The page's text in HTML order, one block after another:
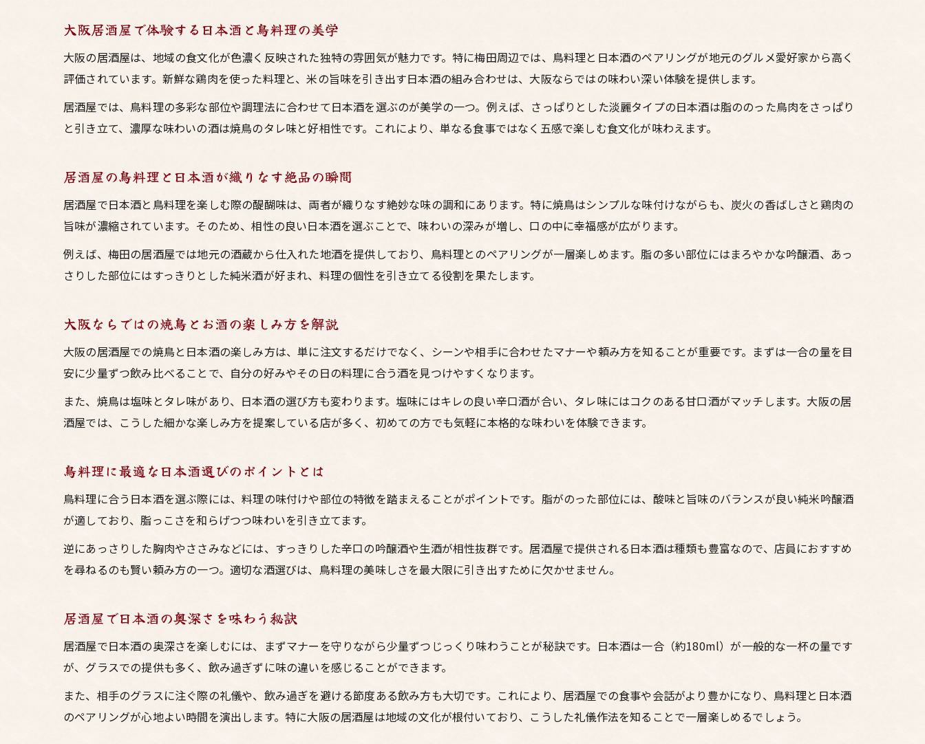
大阪居酒屋で体験する日本酒と鳥料理の美学
大阪の居酒屋は、地域の食文化が色濃く反映された独特の雰囲気が魅力です。特に梅田周辺では、鳥料理と日本酒のペアリングが地元のグルメ愛好家から高く
評価されています。新鮮な鶏肉を使った料理と、米の旨味を引き出す日本酒の組み合わせは、大阪ならではの味わい深い体験を提供します。
居酒屋では、鳥料理の多彩な部位や調理法に合わせて日本酒を選ぶのが美学の一つ。例えば、さっぱりとした淡麗タイプの日本酒は脂ののった鳥肉をさっぱり
と引き立て、濃厚な味わいの酒は焼鳥のタレ味と好相性です。これにより、単なる食事ではなく五感で楽しむ食文化が味わえます。
居酒屋の鳥料理と日本酒が織りなす絶品の瞬間
居酒屋で日本酒と鳥料理を楽しむ際の醍醐味は、両者が織りなす絶妙な味の調和にあります。特に焼鳥はシンプルな味付けながらも、炭火の香ばしさと鶏肉の
旨味が濃縮されています。そのため、相性の良い日本酒を選ぶことで、味わいの深みが増し、口の中に幸福感が広がります。
例えば、梅田の居酒屋では地元の酒蔵から仕入れた地酒を提供しており、鳥料理とのペアリングが一層楽しめます。脂の多い部位にはまろやかな吟醸酒、あっ
さりした部位にはすっきりとした純米酒が好まれ、料理の個性を引き立てる役割を果たします。
大阪ならではの焼鳥とお酒の楽しみ方を解説
大阪の居酒屋での焼鳥と日本酒の楽しみ方は、単に注文するだけでなく、シーンや相手に合わせたマナーや頼み方を知ることが重要です。まずは一合の量を目
安に少量ずつ飲み比べることで、自分の好みやその日の料理に合う酒を見つけやすくなります。
また、焼鳥は塩味とタレ味があり、日本酒の選び方も変わります。塩味にはキレの良い辛口酒が合い、タレ味にはコクのある甘口酒がマッチします。大阪の居
酒屋では、こうした細かな楽しみ方を提案している店が多く、初めての方でも気軽に本格的な味わいを体験できます。
鳥料理に最適な日本酒選びのポイントとは
鳥料理に合う日本酒を選ぶ際には、料理の味付けや部位の特徴を踏まえることがポイントです。脂がのった部位には、酸味と旨味のバランスが良い純米吟醸酒
が適しており、脂っこさを和らげつつ味わいを引き立てます。
逆にあっさりした胸肉やささみなどには、すっきりした辛口の吟醸酒や生酒が相性抜群です。居酒屋で提供される日本酒は種類も豊富なので、店員におすすめ
を尋ねるのも賢い頼み方の一つ。適切な酒選びは、鳥料理の美味しさを最大限に引き出すために欠かせません。
居酒屋で日本酒の奥深さを味わう秘訣
居酒屋で日本酒の奥深さを楽しむには、まずマナーを守りながら少量ずつじっくり味わうことが秘訣です。日本酒は一合（約180ml）が一般的な一杯の量です
が、グラスでの提供も多く、飲み過ぎずに味の違いを感じることができます。
また、相手のグラスに注ぐ際の礼儀や、飲み過ぎを避ける節度ある飲み方も大切です。これにより、居酒屋での食事や会話がより豊かになり、鳥料理と日本酒
のペアリングが心地よい時間を演出します。特に大阪の居酒屋は地域の文化が根付いており、こうした礼儀作法を知ることで一層楽しめるでしょう。